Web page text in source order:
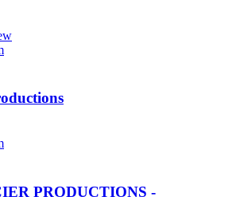
PRODUCTIONS -